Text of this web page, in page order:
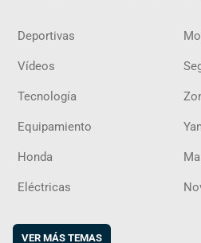
Deportivas
Vídeos
Tecnología
Equipamiento
Honda
Eléctricas
VER MÁS TEMAS